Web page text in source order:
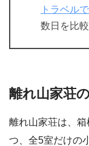
トラベル
数日を比
離れ山家荘
離れ山家荘は、
つ、全5室だけの